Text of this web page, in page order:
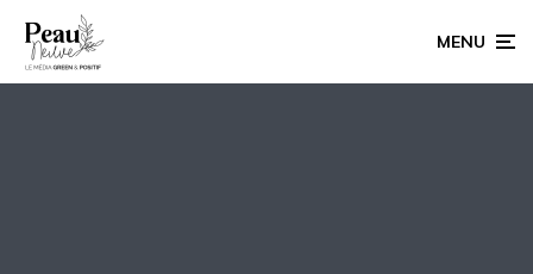
MENU